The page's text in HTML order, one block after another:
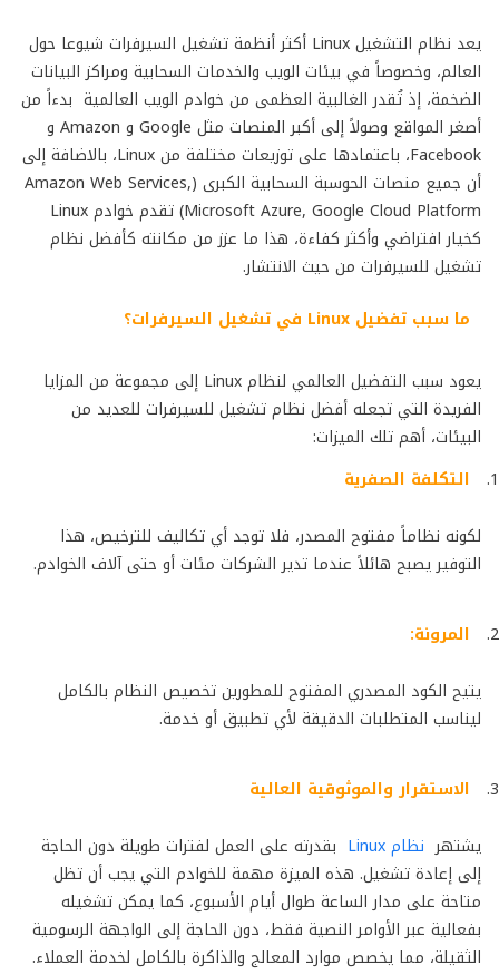
يعد نظام التشغيل Linux أكثر أنظمة تشغيل السيرفرات شيوعا حول
العالم، وخصوصاً في بيئات الويب والخدمات السحابية ومراكز البيانات
الضخمة، إذ تُقدر الغالبية العظمى من خوادم الويب العالمية بدءاً من
أصغر المواقع وصولاً إلى أكبر المنصات مثل Google و Amazon و
Facebook، باعتمادها على توزيعات مختلفة من Linux، بالاضافة إلى
أن جميع منصات الحوسبة السحابية الكبرى (Amazon Web Services,
Microsoft Azure, Google Cloud Platform) تقدم خوادم Linux
كخيار افتراضي وأكثر كفاءة، هذا ما عزز من مكانته كأفضل نظام
تشغيل للسيرفرات من حيث الانتشار.
ما سبب تفضيل Linux في تشغيل السيرفرات؟
يعود سبب التفضيل العالمي لنظام Linux إلى مجموعة من المزايا
الفريدة التي تجعله أفضل نظام تشغيل للسيرفرات للعديد من
البيئات، أهم تلك الميزات:
التكلفة الصفرية
لكونه نظاماً مفتوح المصدر، فلا توجد أي تكاليف للترخيص، هذا
التوفير يصبح هائلاً عندما تدير الشركات مئات أو حتى آلاف الخوادم.
المرونة:
يتيح الكود المصدري المفتوح للمطورين تخصيص النظام بالكامل
ليناسب المتطلبات الدقيقة لأي تطبيق أو خدمة.
الاستقرار والموثوقية العالية
يشتهر نظام Linux
بقدرته على العمل لفترات طويلة دون الحاجة
إلى إعادة تشغيل. هذه الميزة مهمة للخوادم التي يجب أن تظل
متاحة على مدار الساعة طوال أيام الأسبوع، كما يمكن تشغيله
بفعالية عبر الأوامر النصية فقط، دون الحاجة إلى الواجهة الرسومية
الثقيلة، مما يخصص موارد المعالج والذاكرة بالكامل لخدمة العملاء.